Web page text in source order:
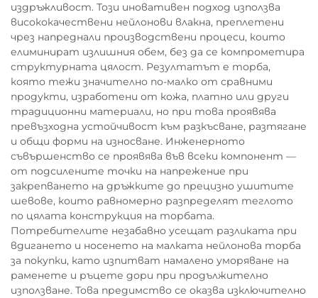
издръжливост. Този иновативен подход използва
висококачествени нейлонови влакна, преплетени
чрез напреднали производствени процеси, които
елиминират излишния обем, без да се компрометира
структурната цялост. Резултатът е торба,
която тежи значително по-малко от сравними
продукти, изработени от кожа, платно или други
традиционни материали, но при това проявява
превъзходна устойчивост към разкъсване, разтягане
и общи форми на износване. Инженерното
съвършенство се проявява във всеки компонент —
от подсилените точки на напрежение при
закрепването на дръжките до прецизно ушитите
шевове, които равномерно разпределят теглото
по цялата конструкция на торбата.
Потребителите незабавно усещат разликата при
вдигането и носенето на малката нейлонова торба
за покупки, като изпитват намалено уморяване на
раменете и ръцете дори при продължително
използване. Това предимство се оказва изключително